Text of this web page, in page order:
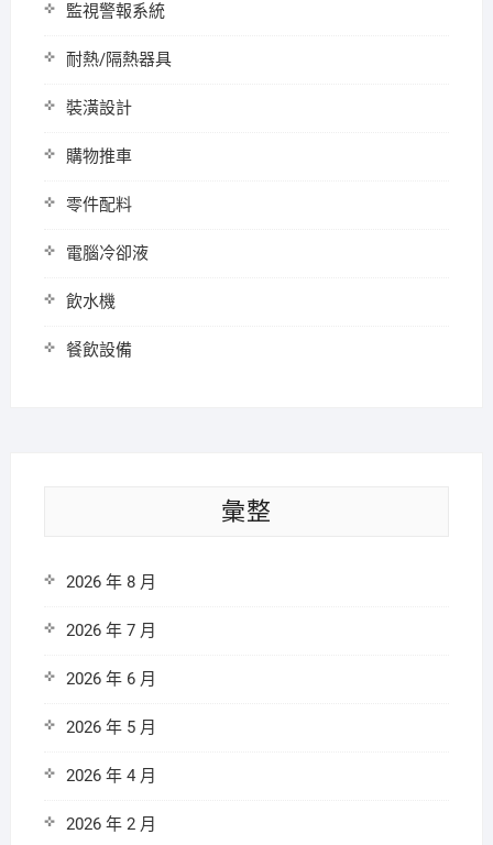
監視警報系統
耐熱/隔熱器具
裝潢設計
購物推車
零件配料
電腦冷卻液
飲水機
餐飲設備
彙整
2026 年 8 月
2026 年 7 月
2026 年 6 月
2026 年 5 月
2026 年 4 月
2026 年 2 月